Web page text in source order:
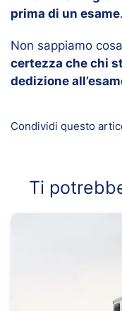
prima di un esame.
Non sappiamo
certezza che chi
dedizione
Condividi questo
Ti